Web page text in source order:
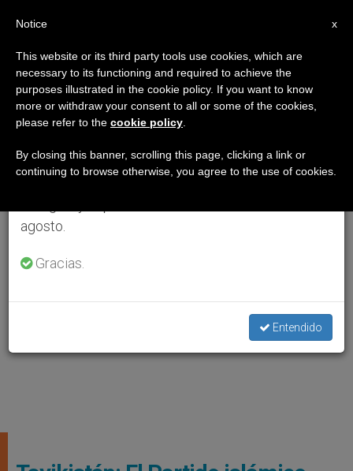
×
Aviso importante
Del 27 de julio al 7 de agosto haremos la pausa
anual, aprovechando que en el periodo de verano
se generan menos informaciones y también el
agosto.
Gracias.
Entendido
x
Notice
This website or its third party tools use cookies, which are
necessary to its functioning and required to achieve the
purposes illustrated in the cookie policy. If you want to know
more or withdraw your consent to all or some of the cookies,
please refer to the cookie policy
By closing this banner, scrolling this page, clicking a link or
continuing to browse otherwise, you agree to the use of cookies.